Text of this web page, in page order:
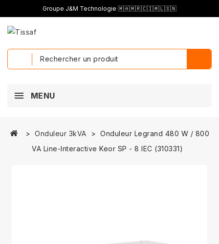
Groupe J&M Technologie 🇲🇦🇲🇷🇨🇮🇲🇱🇸🇳
MENU
Onduleur 3kVA
Onduleur Legrand 480 W / 800
VA Line-Interactive Keor SP - 8 IEC (310331)